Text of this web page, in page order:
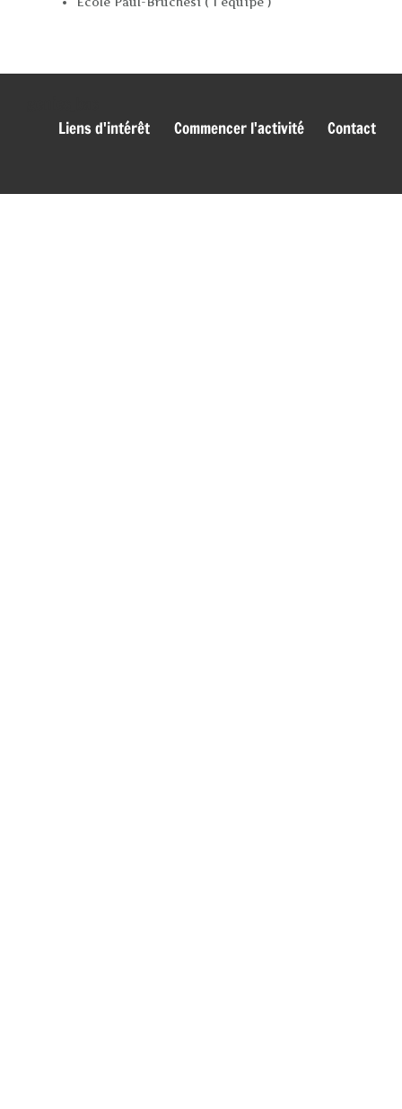
Liens d'intérêt Commencer l'activité Contact